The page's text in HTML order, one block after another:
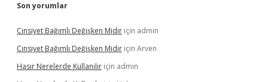
Son yorumlar
Cinsiyet Bağımlı Değişken Midir için admin
Cinsiyet Bağımlı Değişken Midir için Arven
Hasır Nerelerde Kullanılır için admin